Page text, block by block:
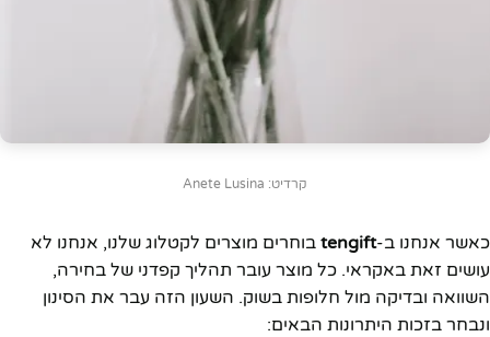
קרדיט: Anete Lusina
כאשר אנחנו ב-tengift בוחרים מוצרים לקטלוג שלנו, אנחנו לא
עושים זאת באקראי. כל מוצר עובר תהליך קפדני של בחירה,
השוואה ובדיקה מול חלופות בשוק. השעון הזה עבר את הסינון
ונבחר בזכות היתרונות הבאים: